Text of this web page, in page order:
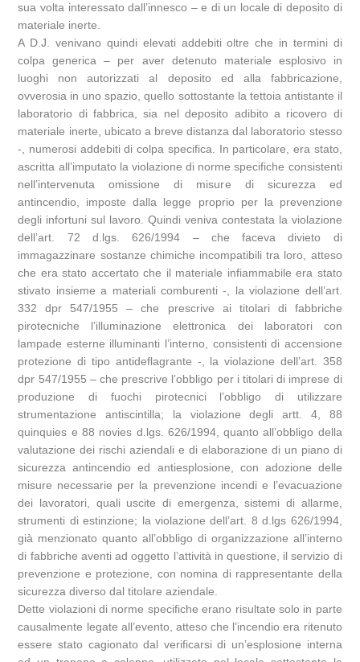
sua volta interessato dall’innesco – e di un locale di deposito di
materiale inerte.
A D.J. venivano quindi elevati addebiti oltre che in termini di
colpa generica – per aver detenuto materiale esplosivo in
luoghi non autorizzati al deposito ed alla fabbricazione,
ovverosia in uno spazio, quello sottostante la tettoia antistante il
laboratorio di fabbrica, sia nel deposito adibito a ricovero di
materiale inerte, ubicato a breve distanza dal laboratorio stesso
-, numerosi addebiti di colpa specifica. In particolare, era stato,
ascritta all’imputato la violazione di norme specifiche consistenti
nell’intervenuta omissione di misure di sicurezza ed
antincendio, imposte dalla legge proprio per la prevenzione
degli infortuni sul lavoro. Quindi veniva contestata la violazione
dell’art. 72 d.lgs. 626/1994 – che faceva divieto di
immagazzinare sostanze chimiche incompatibili tra loro, atteso
che era stato accertato che il materiale infiammabile era stato
stivato insieme a materiali comburenti -, la violazione dell’art.
332 dpr 547/1955 – che prescrive ai titolari di fabbriche
pirotecniche l’illuminazione elettronica dei laboratori con
lampade esterne illuminanti l’interno, consistenti di accensione
protezione di tipo antideflagrante -, la violazione dell’art. 358
dpr 547/1955 – che prescrive l’obbligo per i titolari di imprese di
produzione di fuochi pirotecnici l’obbligo di utilizzare
strumentazione antiscintilla; la violazione degli artt. 4, 88
quinquies e 88 novies d.lgs. 626/1994, quanto all’obbligo della
valutazione dei rischi aziendali e di elaborazione di un piano di
sicurezza antincendio ed antiesplosione, con adozione delle
misure necessarie per la prevenzione incendi e l’evacuazione
dei lavoratori, quali uscite di emergenza, sistemi di allarme,
strumenti di estinzione; la violazione dell’art. 8 d.lgs 626/1994,
già menzionato quanto all’obbligo di organizzazione all’interno
di fabbriche aventi ad oggetto l’attività in questione, il servizio di
prevenzione e protezione, con nomina di rappresentante della
sicurezza diverso dal titolare aziendale.
Dette violazioni di norme specifiche erano risultate solo in parte
causalmente legate all’evento, atteso che l’incendio era ritenuto
essere stato cagionato dal verificarsi di un’esplosione interna